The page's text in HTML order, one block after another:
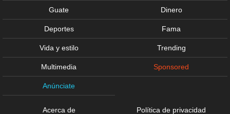
Guate Dinero
Deportes Fama
Vida y estilo Trending
Multimedia Sponsored
Anúnciate
Acerca de Política de privacidad